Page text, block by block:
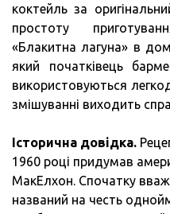
коктейль за
простоту
«Блакитна лагуна» в
який початківець
використовуються
змішуванні виходить
Історична довідка.
1960 році придумав
МакЕлхон. Спочатку
названий на честь